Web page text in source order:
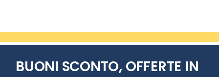
BUONI SCONTO, OFFERTE IN